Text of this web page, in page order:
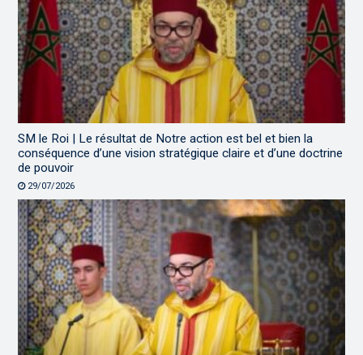
SM le Roi | Le résultat de Notre action est bel et bien la
conséquence d’une vision stratégique claire et d’une doctrine
de pouvoir
29/07/2026